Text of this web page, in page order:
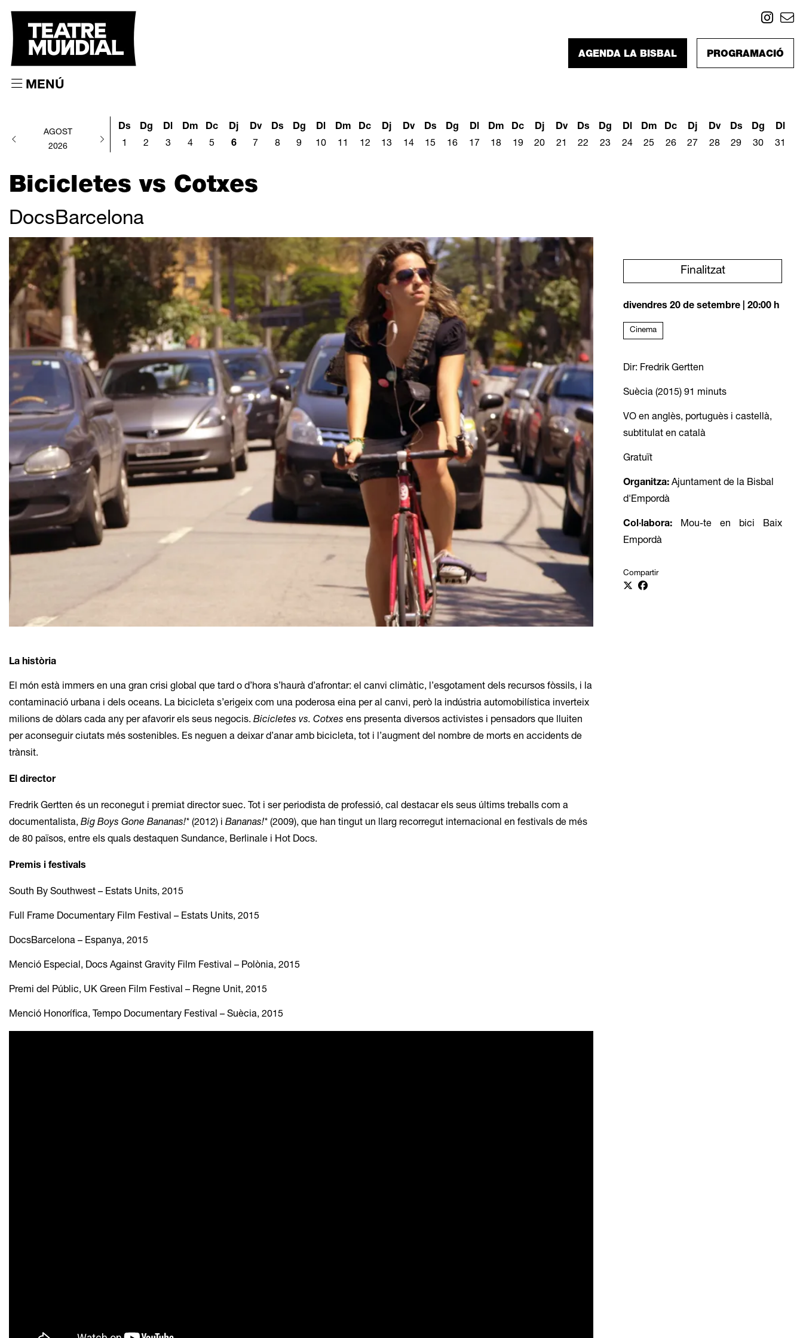
MENÚ
Link
PROGRAMACIÓ
AGENDA LA BISBAL
AGOST
2026
Ds
1
Dg
2
Dl
3
Dm
4
Dc
5
Dj
6
Dv
7
Ds
8
Dg
9
Dl
10
Dm
11
Dc
12
Dj
13
Dv
14
Ds
15
Dg
16
Dl
17
Dm
18
Dc
19
Dj
20
Dv
21
Ds
22
Dg
23
Dl
24
Dm
25
Dc
26
Dj
27
Dv
28
Ds
29
Dg
30
Dl
31
Bicicletes vs Cotxes
DocsBarcelona
Finalitzat
divendres 20 de setembre 20:00 h
Cinema
Dir: Fredrik Gertten
Suècia (2015) 91 minuts
VO en anglès, portuguès i castellà,
subtitulat en català
Gratuït
Organitza: Ajuntament de la Bisbal
d'Empordà
Col·labora: Mou-te en bici Baix
Empordà
Compartir
La història
El món està immers en una gran crisi global que tard o d’hora s’haurà d’afrontar: el canvi climàtic, l’esgotament dels recursos fòssils, i la
contaminació urbana i dels oceans. La bicicleta s’erigeix com una poderosa eina per al canvi, però la indústria automobilística inverteix
milions de dòlars cada any per afavorir els seus negocis. Bicicletes vs. Cotxes ens presenta diversos activistes i pensadors que lluiten
per aconseguir ciutats més sostenibles. Es neguen a deixar d’anar amb bicicleta, tot i l’augment del nombre de morts en accidents de
trànsit.
El director
Fredrik Gertten és un reconegut i premiat director suec. Tot i ser periodista de professió, cal destacar els seus últims treballs com a
documentalista, Big Boys Gone Bananas!* (2012) i Bananas!* (2009), que han tingut un llarg recorregut internacional en festivals de més
de 80 països, entre els quals destaquen Sundance, Berlinale i Hot Docs.
Premis i festivals
South By Southwest – Estats Units, 2015
Full Frame Documentary Film Festival – Estats Units, 2015
DocsBarcelona – Espanya, 2015
Menció Especial, Docs Against Gravity Film Festival – Polònia, 2015
Premi del Públic, UK Green Film Festival – Regne Unit, 2015
Menció Honorífica, Tempo Documentary Festival – Suècia, 2015